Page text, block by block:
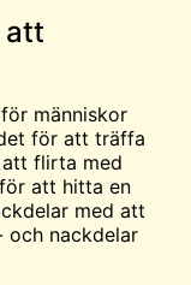
att
människor
för att träffa
att flirta med
att hitta en
med att
och nackdelar